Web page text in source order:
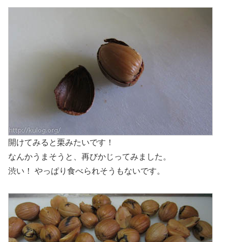
開けてみると栗みたいです！
なんかうまそうと、再びかじってみました。
渋い！ やっぱり食べられそうもないです。